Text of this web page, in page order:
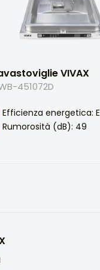
VIVAX
451072D
Efficienza energetica: E
Rumorosità (dB): 49